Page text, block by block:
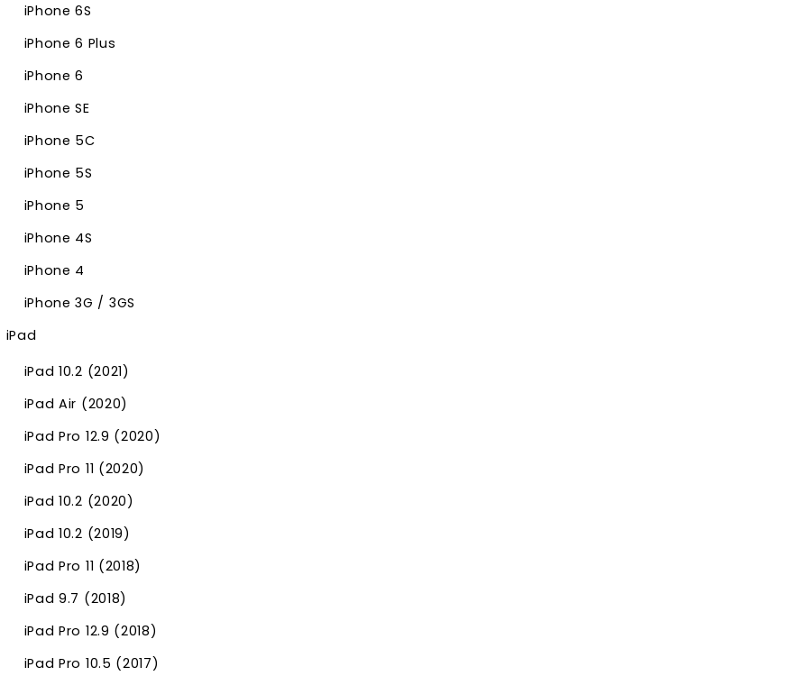
iPhone 6S
iPhone 6 Plus
iPhone 6
iPhone SE
iPhone 5C
iPhone 5S
iPhone 5
iPhone 4S
iPhone 4
iPhone 3G / 3GS
iPad
iPad 10.2 (2021)
iPad Air (2020)
iPad Pro 12.9 (2020)
iPad Pro 11 (2020)
iPad 10.2 (2020)
iPad 10.2 (2019)
iPad Pro 11 (2018)
iPad 9.7 (2018)
iPad Pro 12.9 (2018)
iPad Pro 10.5 (2017)